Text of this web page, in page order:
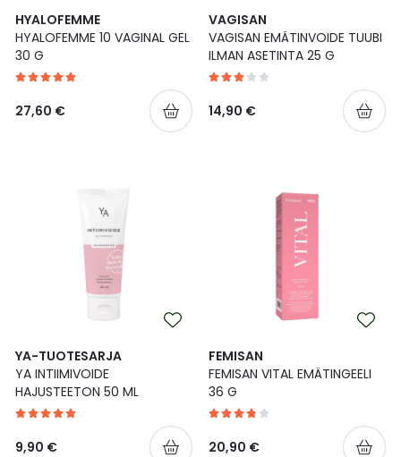
HYALOFEMME
HYALOFEMME 10 VAGINAL GEL
30 G
27,60 €
VAGISAN
VAGISAN EMÄTINVOIDE TUUBI
ILMAN ASETINTA 25 G
14,90 €
YA-TUOTESARJA
YA INTIIMIVOIDE
HAJUSTEETON 50 ML
9,90 €
FEMISAN
FEMISAN VITAL EMÄTINGEELI
36 G
20,90 €